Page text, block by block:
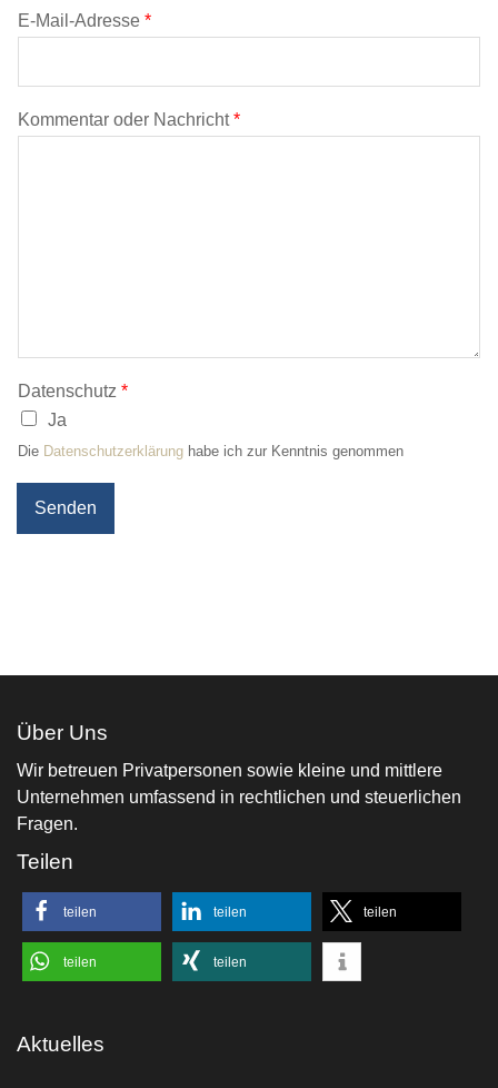
E-Mail-Adresse *
Kommentar oder Nachricht*
Datenschutz *
Ja
Die Datenschutzerklärung habe ich zur Kenntnis genommen
Senden
Über Uns
Wir betreuen Privatpersonen sowie kleine und mittlere
Unternehmen umfassend in rechtlichen und steuerlichen
Fragen.
Teilen
teilen teilen teilen
teilen teilen
Aktuelles